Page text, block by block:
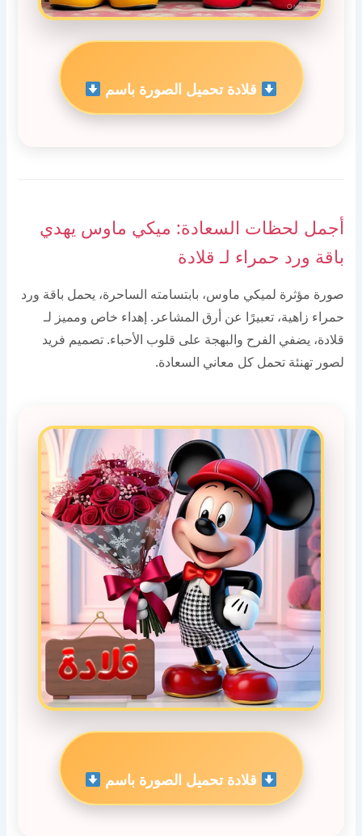
قلادة تحميل الصورة باسم
أجمل لحظات السعادة: ميكي ماوس يهدي
باقة ورد حمراء لـ قلادة
صورة مؤثرة لميكي ماوس، بابتسامته الساحرة، يحمل باقة ورد
حمراء زاهية، تعبيرًا عن أرق المشاعر. إهداء خاص ومميز لـ
قلادة، يضفي الفرح والبهجة على قلوب الأحباء. تصميم فريد
لصور تهنئة تحمل كل معاني السعادة.
قلادة تحميل الصورة باسم